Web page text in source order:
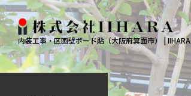
内装工事・区画壁ボード貼（大阪府箕面市） | IIHARA